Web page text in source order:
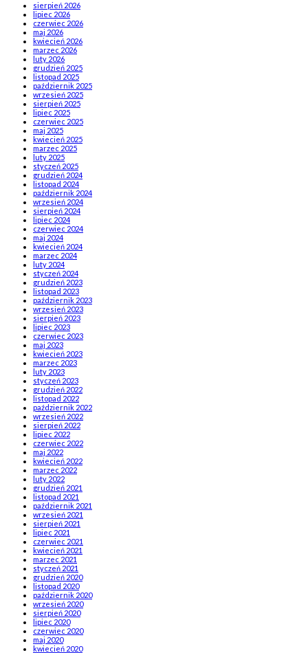
sierpień 2026
lipiec 2026
czerwiec 2026
maj 2026
kwiecień 2026
marzec 2026
luty 2026
grudzień 2025
listopad 2025
październik 2025
wrzesień 2025
sierpień 2025
lipiec 2025
czerwiec 2025
maj 2025
kwiecień 2025
marzec 2025
luty 2025
styczeń 2025
grudzień 2024
listopad 2024
październik 2024
wrzesień 2024
sierpień 2024
lipiec 2024
czerwiec 2024
maj 2024
kwiecień 2024
marzec 2024
luty 2024
styczeń 2024
grudzień 2023
listopad 2023
październik 2023
wrzesień 2023
sierpień 2023
lipiec 2023
czerwiec 2023
maj 2023
kwiecień 2023
marzec 2023
luty 2023
styczeń 2023
grudzień 2022
listopad 2022
październik 2022
wrzesień 2022
sierpień 2022
lipiec 2022
czerwiec 2022
maj 2022
kwiecień 2022
marzec 2022
luty 2022
grudzień 2021
listopad 2021
październik 2021
wrzesień 2021
sierpień 2021
lipiec 2021
czerwiec 2021
kwiecień 2021
marzec 2021
styczeń 2021
grudzień 2020
listopad 2020
październik 2020
wrzesień 2020
sierpień 2020
lipiec 2020
czerwiec 2020
maj 2020
kwiecień 2020